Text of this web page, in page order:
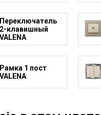
Переключатель
2-клавишный
VALENA
Рамка 1 пост
VALENA